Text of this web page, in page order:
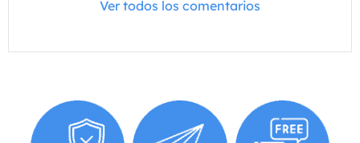
Ver todos los comentarios